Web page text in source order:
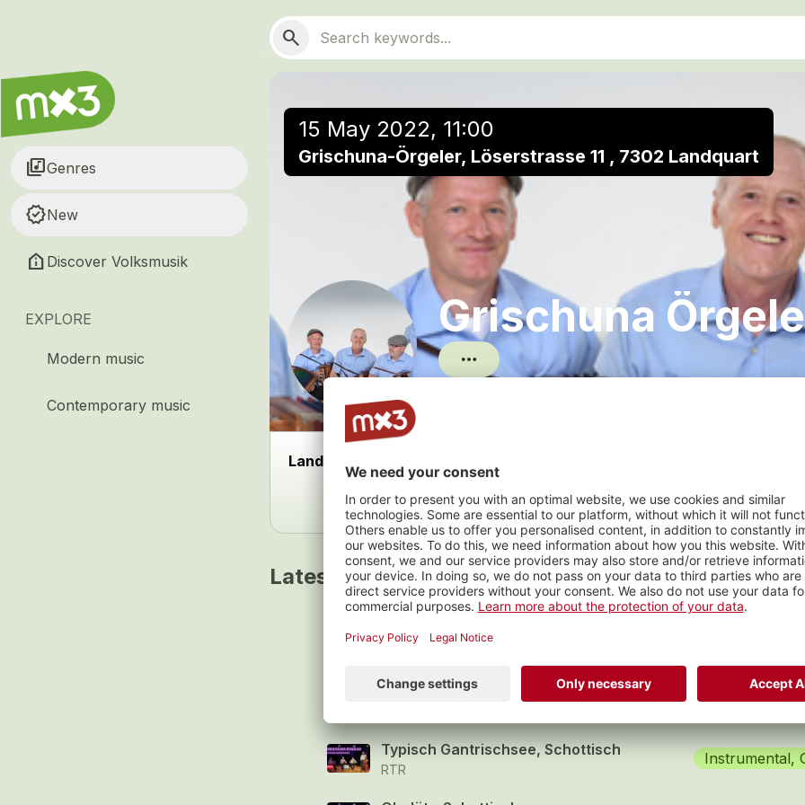
Search
search
library_musicGenres
new_releasesNew
help_clinic Discover Volksmusik
EXPLORE
Modern music
Contemporary music
15 May 2022, 11:00
Grischuna-Örgeler, Löserstrasse 11 , 7302 Landquart
Grischuna
Landi Areal
Latest tracks
Brigitte Schottisch
Landifäscht
Chor, Andere
Typisch Gantrischsee, Schottisch
RTR
Instrumental,
Add to a playlist